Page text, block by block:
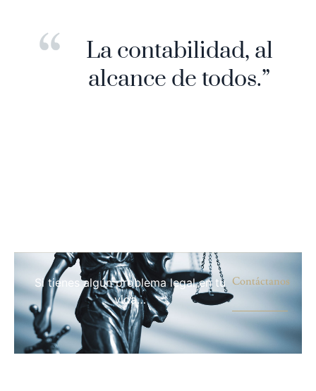
La contabilidad, al
alcance de todos.”
Si tienes algún problema legal en tu
vida…
Contáctanos